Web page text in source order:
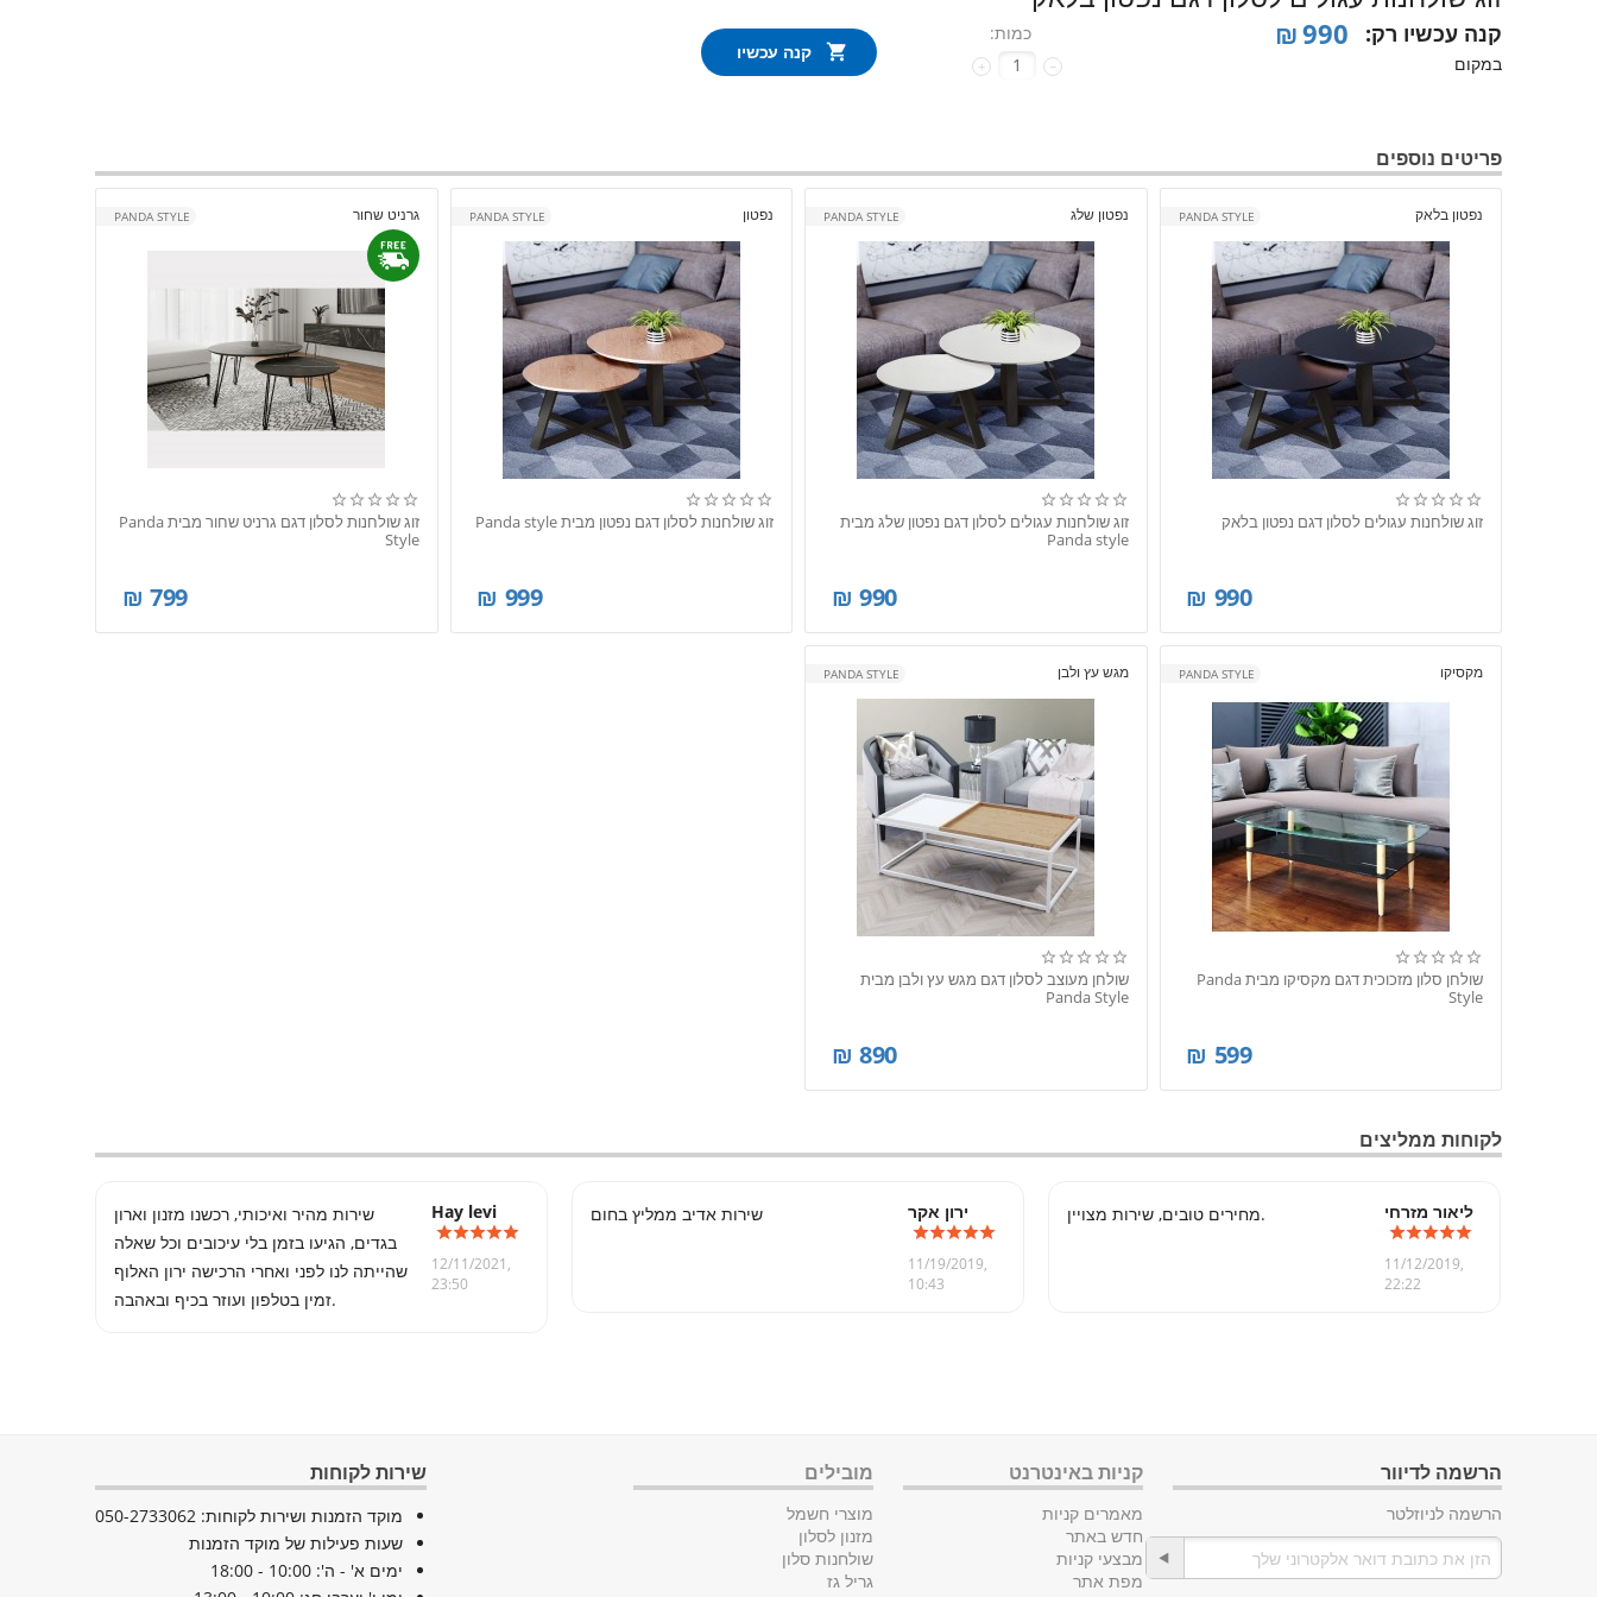
כמות:
+ −
קנה עכשיו
קנה עכשיו רק: 990
₪
במקום
פריטים נוספים
נפטון בלאק PANDA STYLE
זוג שולחנות עגולים לסלון דגם נפטון בלאק
990
₪
נפטון שלג PANDA STYLE
זוג שולחנות עגולים לסלון דגם נפטון שלג מבית
Panda style
990
₪
נפטון PANDA STYLE
זוג שולחנות לסלון דגם נפטון מבית Panda style
999
₪
גרניט שחור PANDA STYLE
זוג שולחנות לסלון דגם גרניט שחור מבית Panda
Style
799
₪
מקסיקו PANDA STYLE
שולחן סלון מזכוכית דגם מקסיקו מבית Panda
Style
599
₪
מגש עץ ולבן PANDA STYLE
שולחן מעוצב לסלון דגם מגש עץ ולבן מבית
Panda Style
890
₪
לקוחות ממליצים
12/11/2021,
23:50
שירות מהיר ואיכותי, רכשנו מזנון וארון
בגדים, הגיעו בזמן בלי עיכובים וכל שאלה
שהייתה לנו לפני ואחרי הרכישה ירון האלוף
זמין בטלפון ועוזר בכיף ובאהבה.
ירון אקר
11/19/2019,
10:43
שירות אדיב ממליץ בחום ליאור מזרחי
11/12/2019,
22:22
מחירים טובים, שירות מצויין.
הרשמה לדיוור
הרשמה לניוזלטר
קניות באינטרנט
מאמרים קניות
חדש באתר
מבצעי קניות
מפת אתר
מובילים
מוצרי חשמל
מזנון לסלון
שולחנות סלון
גריל גז
שירות לקוחות
מוקד הזמנות ושירות לקוחות: 050-2733062
שעות פעילות של מוקד הזמנות
ימים א' - ה': 10:00 - 18:00